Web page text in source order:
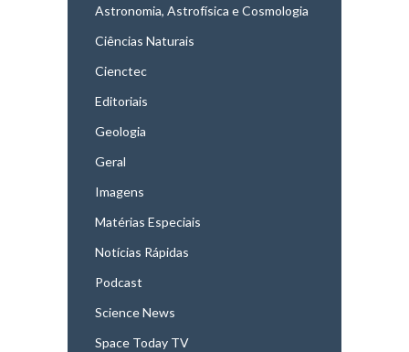
Astronomia, Astrofísica e Cosmologia
Ciências Naturais
Cienctec
Editoriais
Geologia
Geral
Imagens
Matérias Especiais
Notícias Rápidas
Podcast
Science News
Space Today TV